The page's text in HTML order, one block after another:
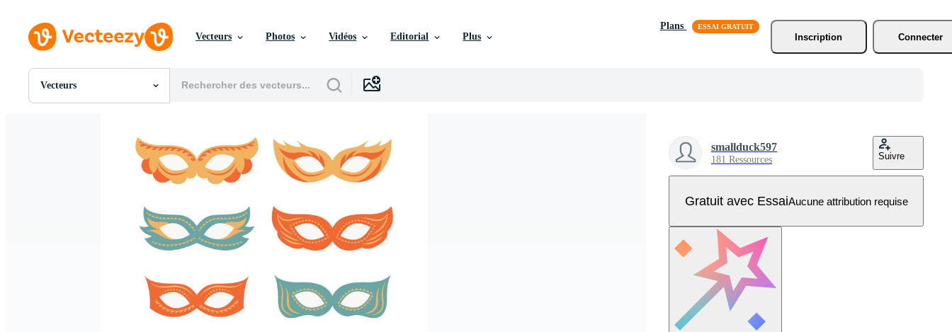
Vecteurs Photos Vidéos Editorial Plus
Plans
Inscription
Connecter
Vecteurs
Toutes Images
Événements Éditoriaux
smallduck597
181 Ressources Suivre
Gratuit avec EssaiAucune attribution requise